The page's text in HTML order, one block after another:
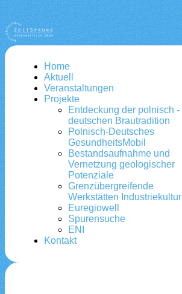
Home
Aktuell
Veranstaltungen
Projekte
Entdeckung der polnisch -
deutschen Brautradition
Polnisch-Deutsches
GesundheitsMobil
Bestandsaufnahme und
Vernetzung geologischer
Potenziale
Grenzübergreifende
Werkstätten Industriekultur
Euregiowell
Spurensuche
ENI
Kontakt